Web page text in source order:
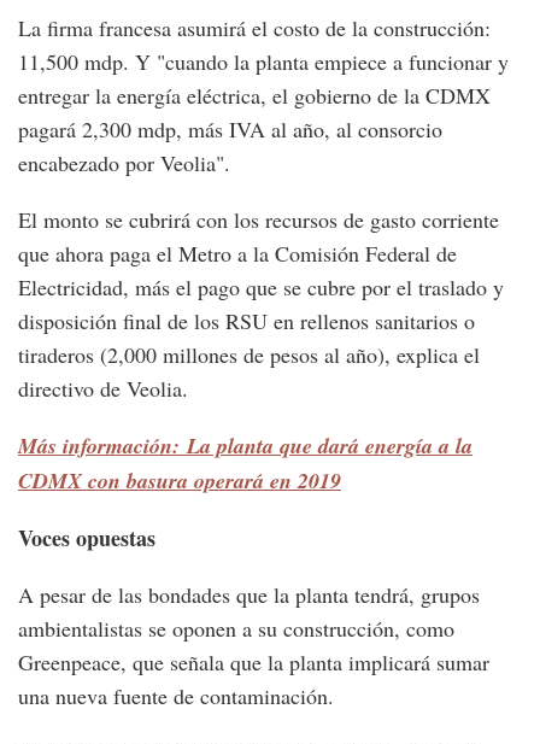
La firma francesa asumirá el costo de la construcción:
11,500 mdp. Y "cuando la planta empiece a funcionar y
entregar la energía eléctrica, el gobierno de la CDMX
pagará 2,300 mdp, más IVA al año, al consorcio
encabezado por Veolia".
El monto se cubrirá con los recursos de gasto corriente
que ahora paga el Metro a la Comisión Federal de
Electricidad, más el pago que se cubre por el traslado y
disposición final de los RSU en rellenos sanitarios o
tiraderos (2,000 millones de pesos al año), explica el
directivo de Veolia.
Más información: La planta que dará energía a la
CDMX con basura operará en 2019
Voces opuestas
A pesar de las bondades que la planta tendrá, grupos
ambientalistas se oponen a su construcción, como
Greenpeace, que señala que la planta implicará sumar
una nueva fuente de contaminación.